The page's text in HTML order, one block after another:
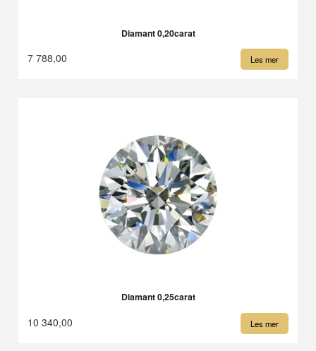
Diamant 0,20carat
7 788,00 Les mer
Diamant 0,25carat
10 340,00 Les mer